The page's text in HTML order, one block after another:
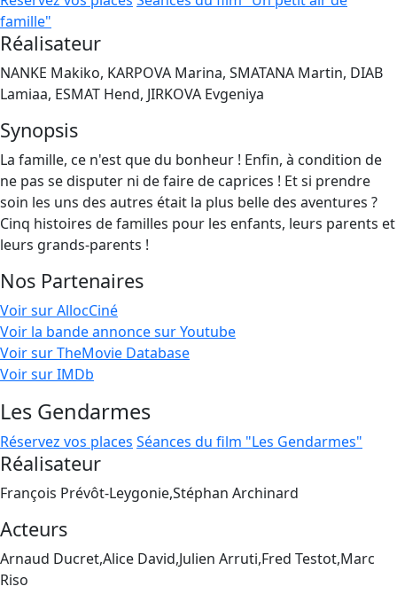
famille"
Réalisateur
NANKE Makiko, KARPOVA Marina, SMATANA Martin, DIAB
Lamiaa, ESMAT Hend, JIRKOVA Evgeniya
Synopsis
La famille, ce n'est que du bonheur ! Enfin, à condition de
ne pas se disputer ni de faire de caprices ! Et si prendre
soin les uns des autres était la plus belle des aventures ?
Cinq histoires de familles pour les enfants, leurs parents et
leurs grands-parents !
Nos Partenaires
Voir sur AllocCiné
Voir la bande annonce sur Youtube
Voir sur TheMovie Database
Voir sur IMDb
Les Gendarmes
Réservez vos places Séances du film "Les Gendarmes"
Réalisateur
François Prévôt-Leygonie,Stéphan Archinard
Acteurs
Arnaud Ducret,Alice David,Julien Arruti,Fred Testot,Marc
Riso